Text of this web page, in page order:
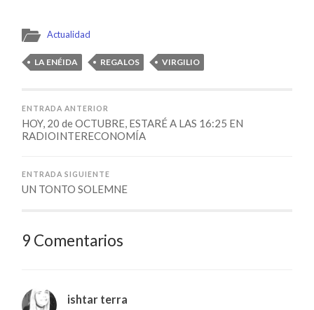
Actualidad
LA ENÉIDA REGALOS VIRGILIO
ENTRADA ANTERIOR
HOY, 20 de OCTUBRE, ESTARÉ A LAS 16:25 EN
RADIOINTERECONOMÍA
ENTRADA SIGUIENTE
UN TONTO SOLEMNE
9 Comentarios
ishtar terra